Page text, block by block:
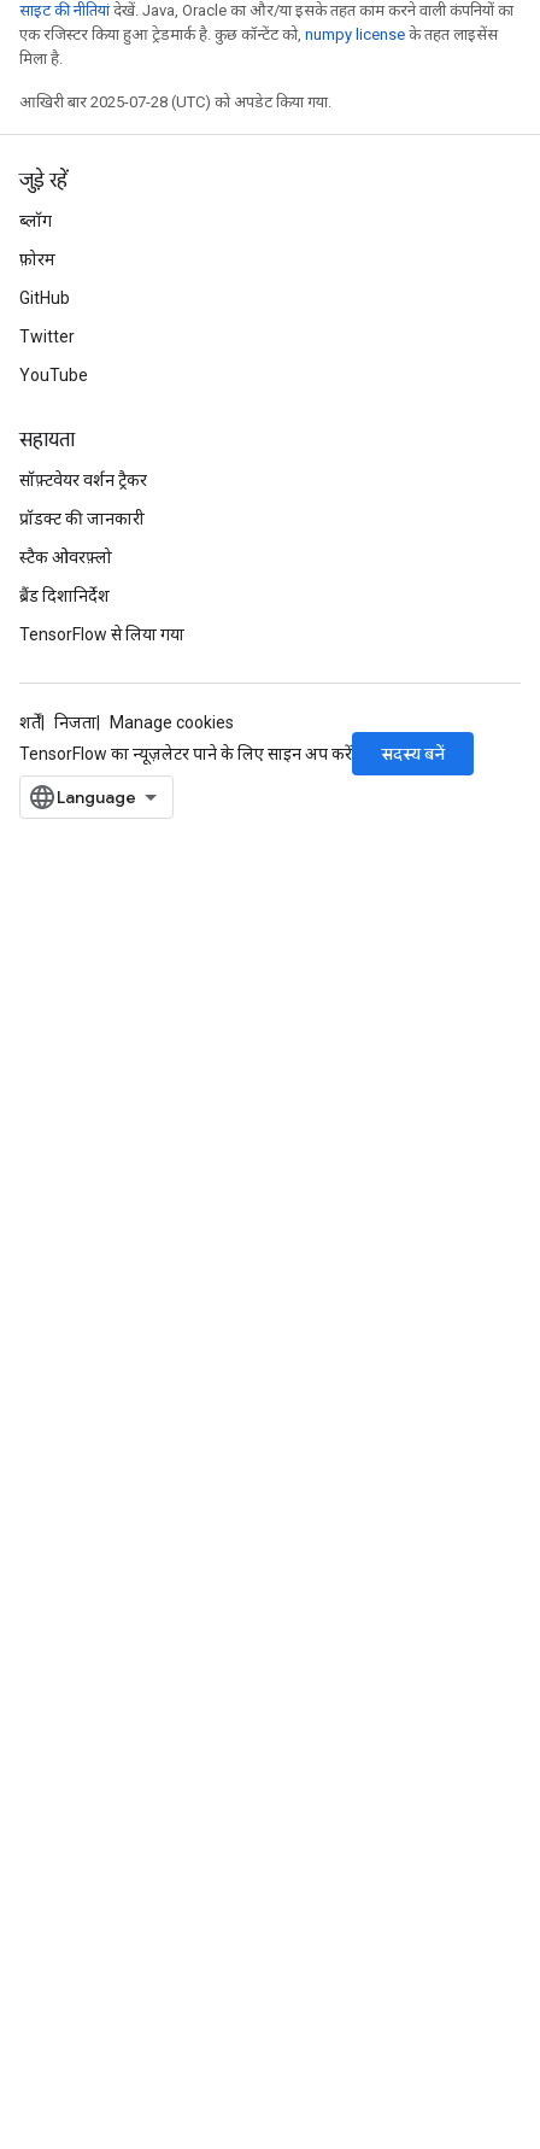
साइट की नीतियांदेखें. Java, Oracle का और/या इसके तहत काम करने वाली कंपनियों का
एक रजिस्टर किया हुआ ट्रेडमार्क है. कुछ कॉन्टेंट को, numpy license के तहत लाइसेंस
मिला है.
आखिरी बार 2025-07-28 (UTC) को अपडेट किया गया.
जुड़े रहें
ब्लॉग
फ़ोरम
GitHub
Twitter
YouTube
सहायता
सॉफ़्टवेयर वर्शन ट्रैकर
प्रॉडक्ट की जानकारी
स्टैक ओवरफ़्लो
ब्रैंड दिशानिर्देश
TensorFlow से लिया गया
शर्तें निजता
Manage cookies
TensorFlow का न्यूज़लेटर पाने के लिए साइन अप करें
सदस्य बनें